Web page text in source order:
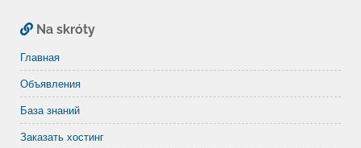
Na skróty
Главная
Объявления
База знаний
Заказать хостинг